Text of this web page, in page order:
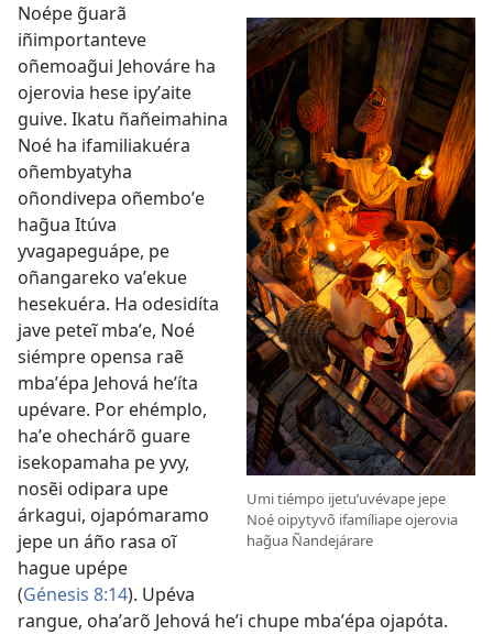
Umi tiémpo ijetuʼuvévape jepe
Noé oipytyvõ ifamíliape ojerovia
hag̃ua Ñandejárare
Noépe g̃uarã
iñimportanteve
oñemoag̃ui Jehováre ha
ojerovia hese ipyʼaite
guive. Ikatu ñañeimahina
Noé ha ifamiliakuéra
oñembyatyha
oñondivepa oñemboʼe
hag̃ua Itúva
yvagapeguápe, pe
oñangareko vaʼekue
hesekuéra. Ha odesidíta
jave peteĩ mbaʼe, Noé
siémpre opensa raẽ
mbaʼépa Jehová heʼíta
upévare. Por ehémplo,
haʼe ohechárõ guare
isekopamaha pe yvy,
nosẽi odipara upe
árkagui, ojapómaramo
jepe un áño rasa oĩ
hague upépe
(Génesis 8:14). Upéva
rangue, ohaʼarõ Jehová heʼi chupe mbaʼépa ojapóta.